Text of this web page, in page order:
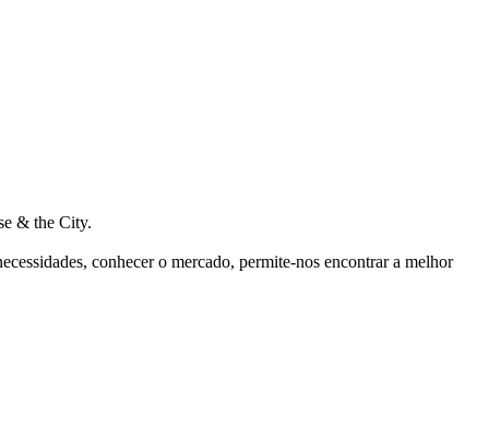
& the City.
conhecer o mercado, permite-nos encontrar a melhor